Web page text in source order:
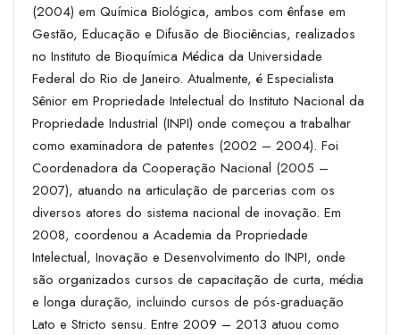
(2004) em Química Biológica, ambos com ênfase em
Gestão, Educação e Difusão de Biociências, realizados
no Instituto de Bioquímica Médica da Universidade
Federal do Rio de Janeiro. Atualmente, é Especialista
Sênior em Propriedade Intelectual do Instituto Nacional da
Propriedade Industrial (INPI) onde começou a trabalhar
como examinadora de patentes (2002 – 2004). Foi
Coordenadora da Cooperação Nacional (2005 –
2007), atuando na articulação de parcerias com os
diversos atores do sistema nacional de inovação. Em
2008, coordenou a Academia da Propriedade
Intelectual, Inovação e Desenvolvimento do INPI, onde
são organizados cursos de capacitação de curta, média
e longa duração, incluindo cursos de pós-graduação
Lato e Stricto sensu. Entre 2009 – 2013 atuou como